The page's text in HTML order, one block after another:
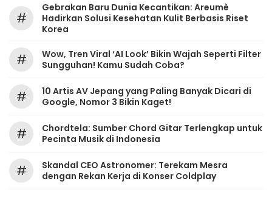
#
Gebrakan Baru Dunia Kecantikan: Areumè
Hadirkan Solusi Kesehatan Kulit Berbasis Riset
Korea
#
Wow, Tren Viral ‘AI Look’ Bikin Wajah Seperti Filter
Sungguhan! Kamu Sudah Coba?
#
10 Artis AV Jepang yang Paling Banyak Dicari di
Google, Nomor 3 Bikin Kaget!
#
Chordtela: Sumber Chord Gitar Terlengkap untuk
Pecinta Musik di Indonesia
#
Skandal CEO Astronomer: Terekam Mesra
dengan Rekan Kerja di Konser Coldplay